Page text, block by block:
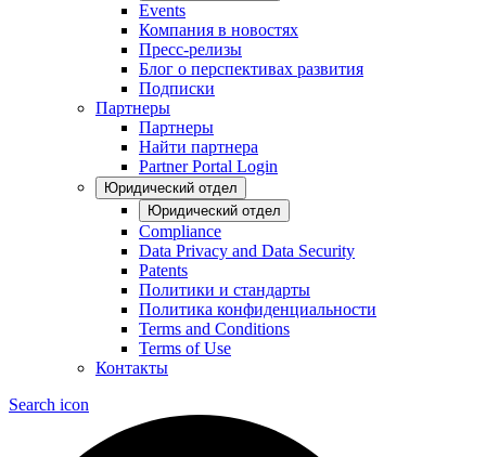
Events
Компания в новостях
Пресс-релизы
Блог о перспективах развития
Подписки
Партнеры
Партнеры
Найти партнера
Partner Portal Login
Юридический отдел
Юридический отдел
Compliance
Data Privacy and Data Security
Patents
Политики и стандарты
Политика конфиденциальности
Terms and Conditions
Terms of Use
Контакты
Search icon